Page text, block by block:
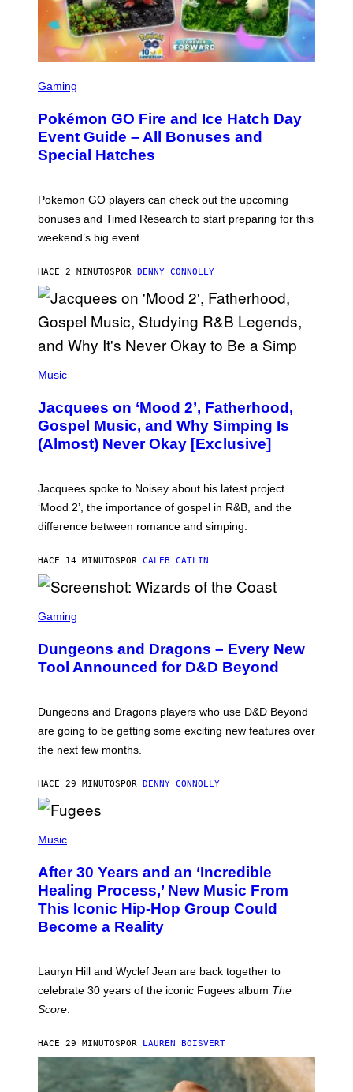
C
E
N
S
H
P
O
E
N
G
O
Gaming
Pokémon GO Fire and Ice Hatch Day
Event Guide – All Bonuses and
Special Hatches
Pokemon GO players can check out the upcoming
bonuses and Timed Research to start preparing for this
weekend’s big event.
HACE 2 MINUTOS POR DENNY CONNOLLY
P
T
O
V
I
M
K
R
Music
Jacquees on ‘Mood 2’, Fatherhood,
Gospel Music, and Why Simping Is
(Almost) Never Okay [Exclusive]
Jacquees spoke to Noisey about his latest project
‘Mood 2’, the importance of gospel in R&B, and the
difference between romance and simping.
HACE 14 MINUTOS POR CALEB CATLIN
C
E
N
S
T
W
I
Z
R
S
T
C
O
A
T
Gaming
Dungeons and Dragons – Every New
Tool Announced for D&D Beyond
Dungeons and Dragons players who use D&D Beyond
are going to be getting some exciting new features over
the next few months.
HACE 29 MINUTOS POR DENNY CONNOLLY
P
T
O
B
Y
J
E
M
C
H
A
P
O
Music
After 30 Years and an ‘Incredible
Healing Process,’ New Music From
This Iconic Hip-Hop Group Could
Become a Reality
Lauryn Hill and Wyclef Jean are back together to
celebrate 30 years of the iconic Fugees album The
Score.
HACE 29 MINUTOS POR LAUREN BOISVERT